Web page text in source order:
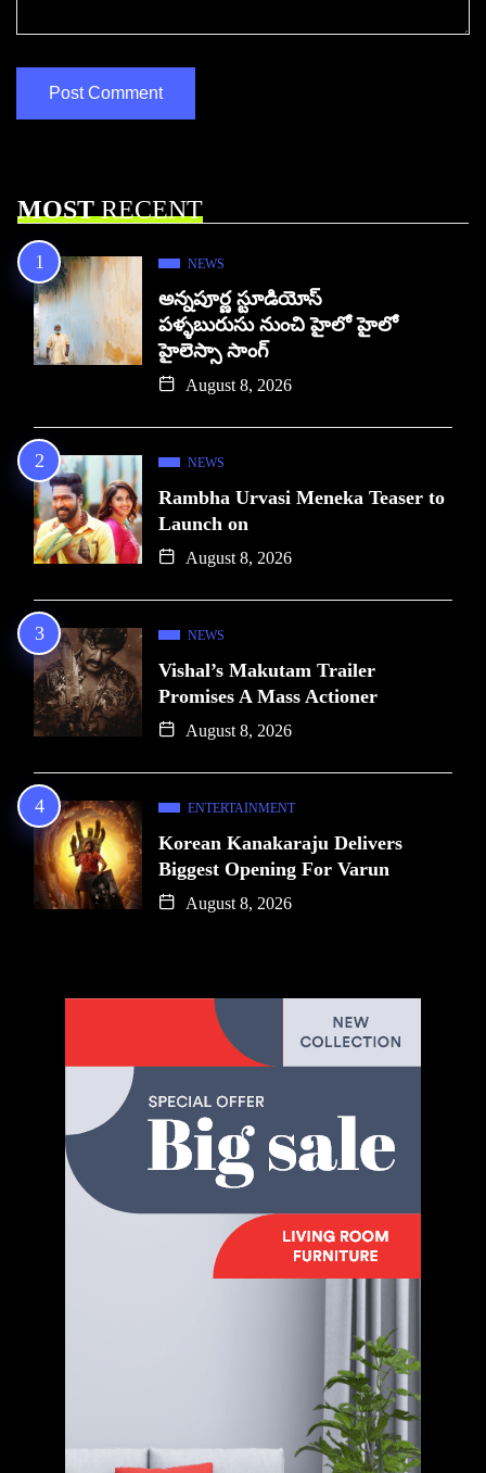
MOSTRECENT
NEWS
అన్నపూర్ణ స్టూడియోస్
పళ్ళబురుసు నుంచి హైలో హైలో
హైలెస్సా సాంగ్
August 8, 2026
NEWS
Rambha Urvasi Meneka Teaser to
Launch on
August 8, 2026
NEWS
Vishal’s Makutam Trailer
Promises A Mass Actioner
August 8, 2026
ENTERTAINMENT
Korean Kanakaraju Delivers
Biggest Opening For Varun
August 8, 2026